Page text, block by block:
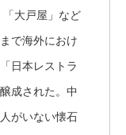
大戸屋」など
で海外におけ
日本レストラ
成された。中
がいない懐石